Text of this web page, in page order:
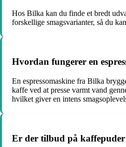
Hos Bilka kan du finde et bredt
forskellige smagsvarianter, så du
Hvordan fungerer en
En espressomaskine fra Bilka
kaffe ved at presse varmt vand
hvilket giver en intens
Er der tilbud på